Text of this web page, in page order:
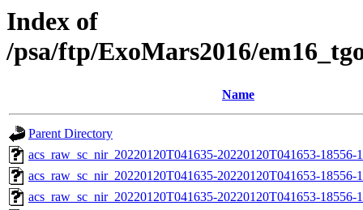
Index of
/psa/ftp/ExoMars2016/
Name
Parent Directory
acs_raw_sc_nir_20220120T041635-20220120T041653-18556-
acs_raw_sc_nir_20220120T041635-20220120T041653-18556-
acs_raw_sc_nir_20220120T041635-20220120T041653-18556-